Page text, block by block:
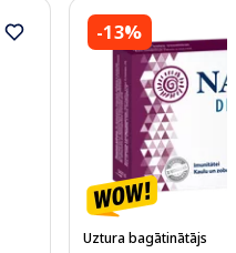
-13%
Uztura bagātinātājs